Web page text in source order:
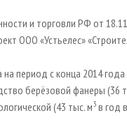
и торговли РФ от
ООО «Устьелес»
период с конца 2014
берёзовой фанеры (36
(43 тыс. м3 в год